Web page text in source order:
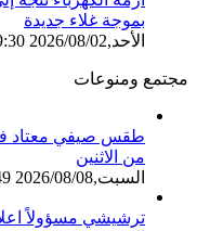
بموجة غلاء جديدة
الأحد,2026/08/02 9:30 صباحًا
مجتمع ومنوعات
طقس صيفي معتاد في
من الاثنين
السبت,2026/08/08 11:49 صباحًا
ترشيشي مسؤولاً